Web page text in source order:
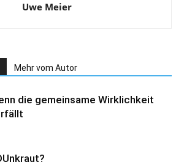
Uwe Meier
Mehr vom Autor
die gemeinsame Wirklichkeit